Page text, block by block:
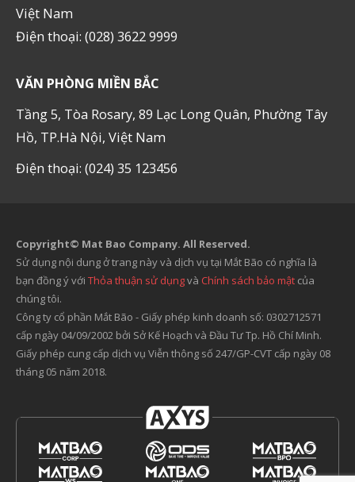
Việt Nam
Điện thoại: (028) 3622 9999
VĂN PHÒNG MIỀN BẮC
Tầng 5, Tòa Rosary, 89 Lạc Long Quân, Phường Tây
Hồ, TP.Hà Nội, Việt Nam
Điện thoại: (024) 35 123456
Copyright© Mat Bao Company. All Reserved.
Sử dụng nội dung ở trang này và dịch vụ tại Mắt Bão có nghĩa là
bạn đồng ý với Thỏa thuận sử dụngvà Chính sách bảo mật của
chúng tôi.
Công ty cổ phần Mắt Bão - Giấy phép kinh doanh số: 0302712571
cấp ngày 04/09/2002 bởi Sở Kế Hoạch và Đầu Tư Tp. Hồ Chí Minh.
Giấy phép cung cấp dịch vụ Viễn thông số 247/GP-CVT cấp ngày 08
tháng 05 năm 2018.